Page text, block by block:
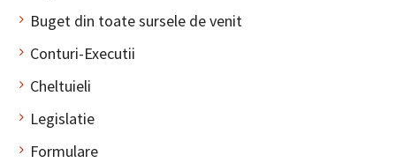
Buget din toate sursele de venit
Conturi-Executii
Cheltuieli
Legislatie
Formulare